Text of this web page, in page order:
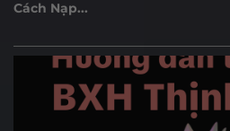
Cách Nạp...